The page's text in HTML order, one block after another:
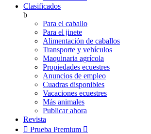
Clasificados
b
Para el caballo
Para el jinete
Alimentación de caballos
Transporte y vehículos
Maquinaria agrícola
Propiedades ecuestres
Anuncios de empleo
Cuadras disponibles
Vacaciones ecuestres
Más animales
Publicar ahora
Revista
 Prueba Premium 